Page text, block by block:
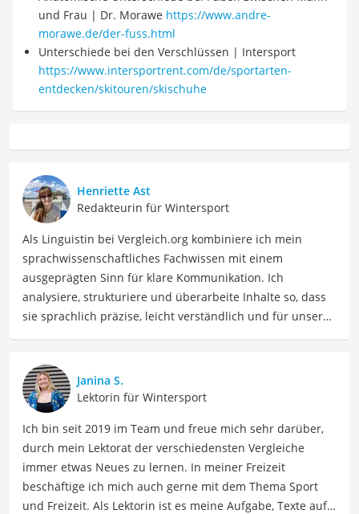
und Frau | Dr. Morawe https://www.andre-
morawe.de/der-fuss.html
Unterschiede bei den Verschlüssen | Intersport
https://www.intersportrent.com/de/sportarten-
entdecken/skitouren/skischuhe
Henriette Ast
Redakteurin für Wintersport
Als Linguistin bei Vergleich.org kombiniere ich mein
sprachwissenschaftliches Fachwissen mit einem
ausgeprägten Sinn für klare Kommunikation. Ich
analysiere, strukturiere und überarbeite Inhalte so, dass
sie sprachlich präzise, leicht verständlich und für unsere
beschäftige ich mich gerne mit verschiedenen Hobbys
und Freizeitaktivitäten. Dieses Interesse spiegelt sich in
meinen Beiträgen wider, die sich mit Freizeitideen,
Reiseempfehlungen, Hobbytipps und Anregungen für die
Freizeitgestaltung befassen.
Der Tourenskischuhe-Vergleich ist aus unserer Sicht
besonders empfehlenswert fürSki-Fahrende.
Janina S.
Lektorin für Wintersport
Ich bin seit 2019 im Team und freue mich sehr darüber,
durch mein Lektorat der verschiedensten Vergleiche
immer etwas Neues zu lernen. In meiner Freizeit
beschäftige ich mich auch gerne mit dem Thema Sport
und Freizeit. Als Lektorin ist es meine Aufgabe, Texte auf